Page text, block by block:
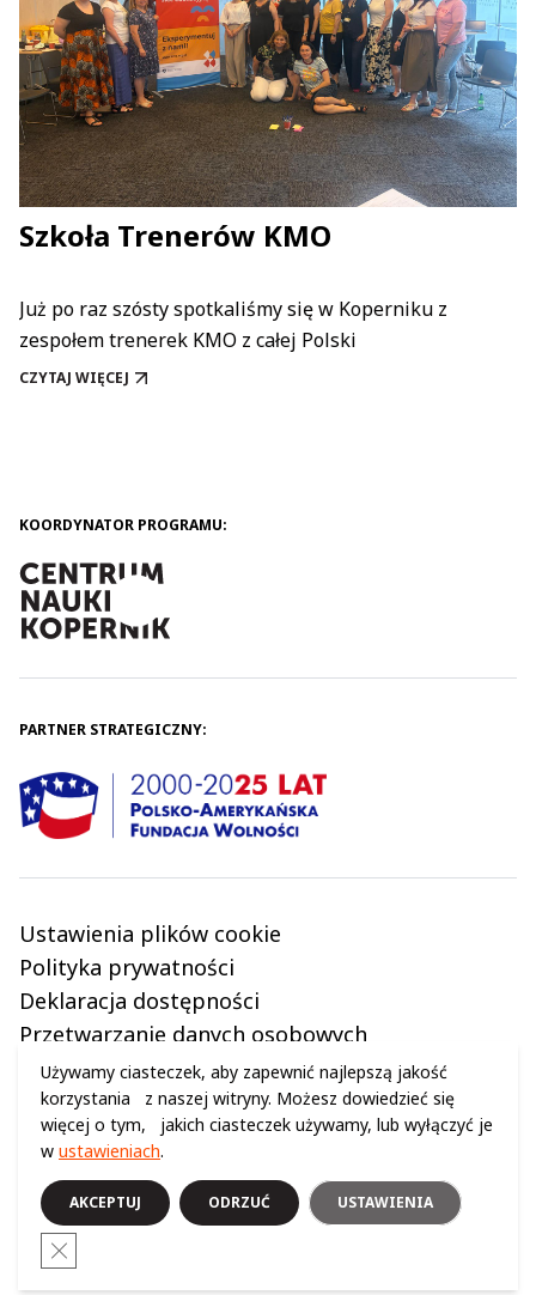
Szkoła Trenerów KMO
Już po raz szósty spotkaliśmy się w Koperniku z
zespołem trenerek KMO z całej Polski
CZYTAJ WIĘCEJ
SZKOŁA TRENERÓW KMO
KOORDYNATOR PROGRAMU:
PARTNER STRATEGICZNY:
Ustawienia plików cookie
Polityka prywatności
Deklaracja dostępności
Przetwarzanie danych osobowych
Regulamin
© 2024 WSZELKIE PRAWA ZASTRZEŻONE (C) CENTRUM NAUKI KOPERNIK
Używamy ciasteczek, aby zapewnić najlepszą jakość
korzystania z naszej witryny. Możesz dowiedzieć się
więcej o tym, jakich ciasteczek używamy, lub wyłączyć je
w ustawieniach.
AKCEPTUJ ODRZUĆ USTAWIENIA
Close GDPR Cookie Banner